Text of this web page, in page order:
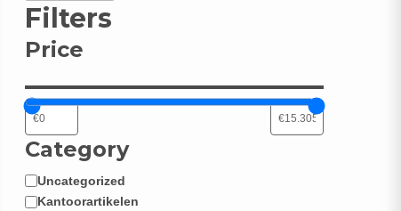
Filters
Price
Category
Categorie
Uncategorized
Kantoorartikelen